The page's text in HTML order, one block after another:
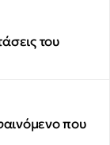
του
που